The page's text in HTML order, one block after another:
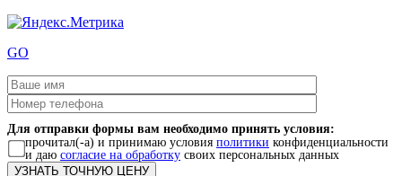
GO
Для отправки формы вам необходимо принять условия:
прочитал(-а) и принимаю условия политики конфиденциальности
и даю согласие на обработку своих персональных данных